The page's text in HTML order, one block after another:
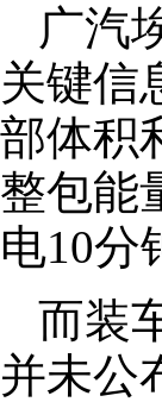
广汽
关键信
部体积
整包能
电10分
而装
并未公